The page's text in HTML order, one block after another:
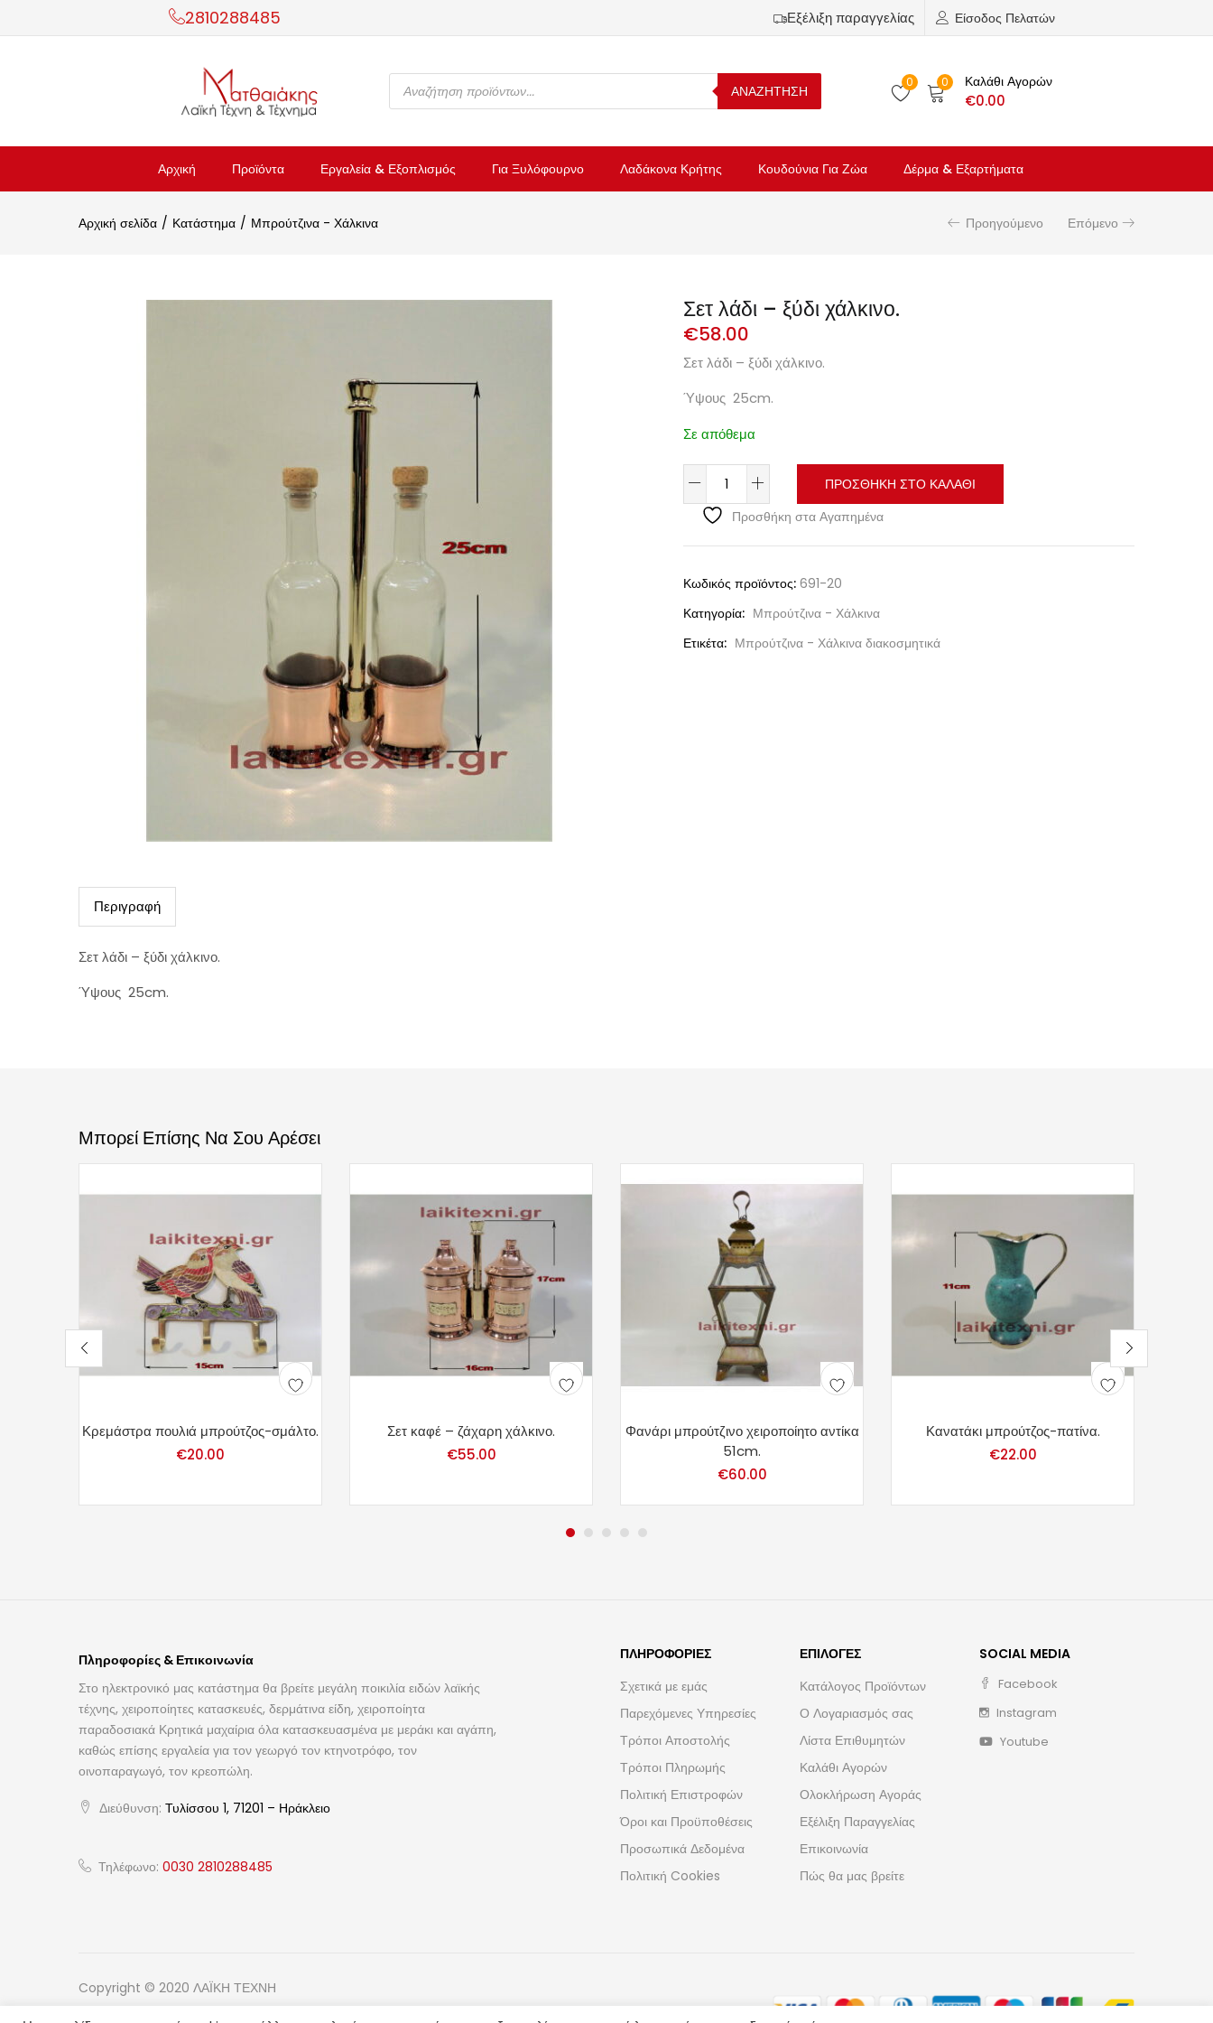
2810288485 Εξέλιξη παραγγελίας Είσοδος Πελατών
ΑΝΑΖΗΤΗΣΗ
0 0 Καλάθι Αγορών
€0.00
Αρχική Προϊόντα Εργαλεία & Εξοπλισμός Για Ξυλόφουρνο Λαδάκονα Κρήτης Κουδούνια Για Ζώα Δέρμα & Εξαρτήματα
Αρχική σελίδα Κατάστημα Μπρούτζινα - Χάλκινα Προηγούμενο Επόμενο
Σετ λάδι – ξύδι χάλκινο.
€58.00
Σετ λάδι – ξύδι χάλκινο.
Ύψους 25cm.
Σε απόθεμα
ΠΡΟΣΘΉΚΗ ΣΤΟ ΚΑΛΆΘΙ
Προσθήκη στα Αγαπημένα
Κωδικός προϊόντος: 691-20
Κατηγορία: Μπρούτζινα - Χάλκινα
Ετικέτα: Μπρούτζινα - Χάλκινα διακοσμητικά
Περιγραφή
Σετ λάδι – ξύδι χάλκινο.
Ύψους 25cm.
Μπορεί Επίσης Να Σου Αρέσει
Κρεμάστρα πουλιά μπρούτζος-σμάλτο.
€20.00
Σετ καφέ – ζάχαρη χάλκινο.
€55.00
Φανάρι μπρούτζινο χειροποίητο αντίκα
51cm.
€60.00
Κανατάκι μπρούτζος-πατίνα.
€22.00
Πληροφορίες & Επικοινωνία
Στο ηλεκτρονικό μας κατάστημα θα βρείτε μεγάλη ποικιλία ειδών λαϊκής
τέχνης, χειροποίητες κατασκευές, δερμάτινα είδη, χειροποίητα
παραδοσιακά Κρητικά μαχαίρια όλα κατασκευασμένα με μεράκι και αγάπη,
καθώς επίσης εργαλεία για τον γεωργό τον κτηνοτρόφο, τον
οινοπαραγωγό, τον κρεοπώλη.
Διεύθυνση: Τυλίσσου 1, 71201 – Ηράκλειο
Τηλέφωνο: 0030 2810288485
ΠΛΗΡΟΦΟΡΊΕΣ
Σχετικά με εμάς
Παρεχόμενες Υπηρεσίες
Τρόποι Αποστολής
Τρόποι Πληρωμής
Πολιτική Επιστροφών
Όροι και Προϋποθέσεις
Προσωπικά Δεδομένα
Πολιτική Cookies
ΕΠΙΛΟΓΈΣ
Κατάλογος Προϊόντων
Ο Λογαριασμός σας
Λίστα Επιθυμητών
Καλάθι Αγορών
Ολοκλήρωση Αγοράς
Εξέλιξη Παραγγελίας
Επικοινωνία
Πώς θα μας βρείτε
SOCIAL MEDIA
Facebook
Instagram
Youtube
Copyright © 2020 ΛΑΪΚΗ ΤΕΧΝΗ